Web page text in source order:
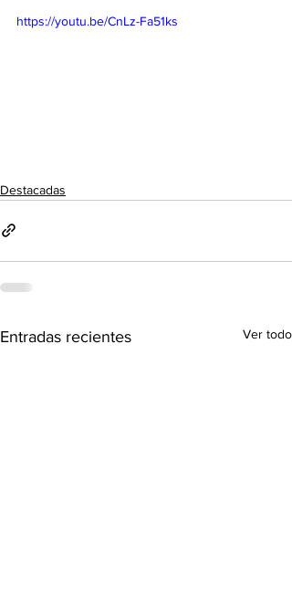
https://youtu.be/CnLz-Fa51ks
Destacadas
Entradas recientes Ver todo